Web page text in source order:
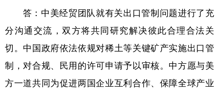
答：中美经贸团队就有关出口管制问题进行了充
分沟通交流，双方将共同研究解决彼此合理合法关
切。中国政府依法依规对稀土等关键矿产实施出口管
制，对合规、民用的许可申请予以审核。中方愿与美
方一道共同为促进两国企业互利合作、保障全球产业